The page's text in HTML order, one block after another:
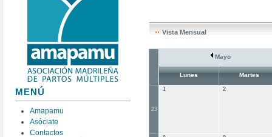
MENÚ
Amapamu
Asóciate
Contactos
Vista Mensual
Mayo
Lunes Martes
23
1 2